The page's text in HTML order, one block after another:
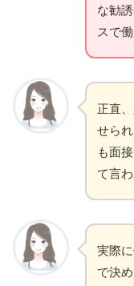
な勧
スで働
正直
せら
も面
て言
実際
で決